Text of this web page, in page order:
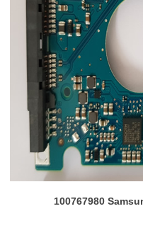
100767980